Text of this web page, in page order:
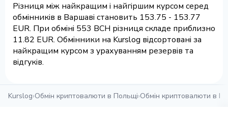
Різниця між найкращим і найгіршим курсом серед
обмінників в Варшаві становить 153.75 - 153.77
EUR. При обміні 553 BCH різниця складе приблизно
11.82 EUR. Обмінники на Kurslog відсортовані за
найкращим курсом з урахуванням резервів та
відгуків.
Kurslog›Обмін криптовалюти в Польщі›Обмін криптовалюти в